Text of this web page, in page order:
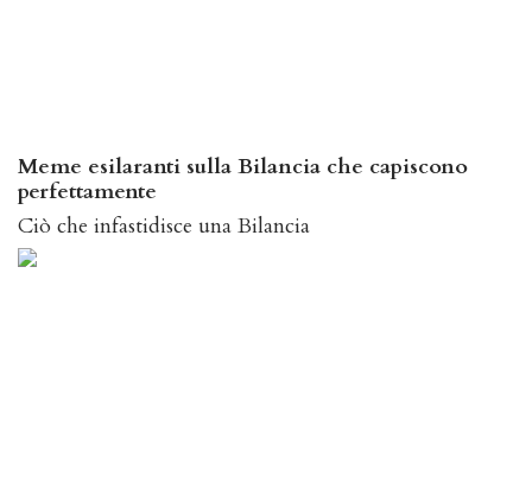
Meme esilaranti sulla Bilancia che capiscono
perfettamente
Ciò che infastidisce una Bilancia